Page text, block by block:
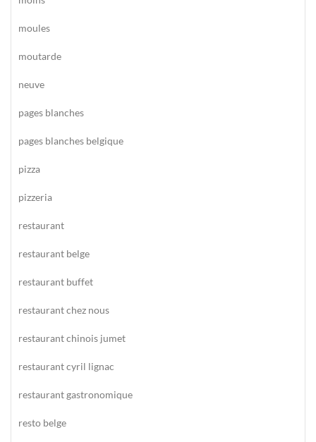
moules
moutarde
neuve
pages blanches
pages blanches belgique
pizza
pizzeria
restaurant
restaurant belge
restaurant buffet
restaurant chez nous
restaurant chinois jumet
restaurant cyril lignac
restaurant gastronomique
resto belge